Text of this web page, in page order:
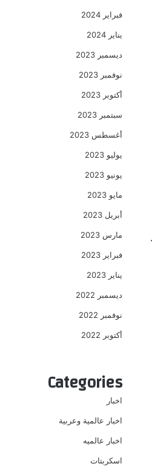
فبراير 2024
يناير 2024
ديسمبر 2023
نوفمبر 2023
أكتوبر 2023
سبتمبر 2023
أغسطس 2023
يوليو 2023
يونيو 2023
مايو 2023
أبريل 2023
مارس 2023
فبراير 2023
يناير 2023
ديسمبر 2022
نوفمبر 2022
أكتوبر 2022
Categories
اخبار
اخبار عالمية وعربية
اخبار عالميه
اسكربتات